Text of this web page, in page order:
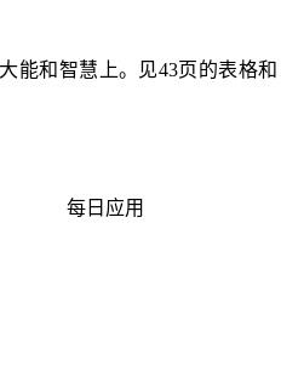
能和智慧上。见43页的表格和
每日应用